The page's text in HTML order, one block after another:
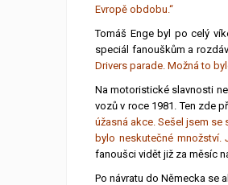
Evropě obdobu.“
Tomáš Enge byl po celý
speciál fanouškům a
Drivers parade. Možná to
Na motoristické slavnosti
vozů v roce 1981. Ten zde
úžasná akce. Sešel jsem
bylo neskutečné množství.
fanoušci vidět již za měsíc
Po návratu do Německa se